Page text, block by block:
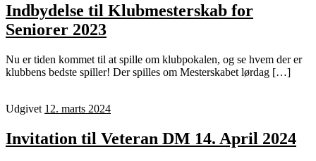
Indbydelse til Klubmesterskab for
Seniorer 2023
Nu er tiden kommet til at spille om klubpokalen, og se hvem der er
klubbens bedste spiller! Der spilles om Mesterskabet lørdag […]
Udgivet 12. marts 2024
Invitation til Veteran DM 14. April 2024